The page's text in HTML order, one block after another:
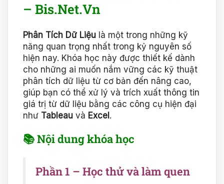
– Bis.Net.Vn
Phân Tích Dữ Liệu là một trong những kỹ
năng quan trọng nhất trong kỷ nguyên số
hiện nay. Khóa học này được thiết kế dành
cho những ai muốn nắm vững các kỹ thuật
phân tích dữ liệu từ cơ bản đến nâng cao,
giúp bạn có thể xử lý và trích xuất thông tin
giá trị từ dữ liệu bằng các công cụ hiện đại
như Tableau và Excel .
📚 Nội dung khóa học
Phần 1 – Học thử và làm quen